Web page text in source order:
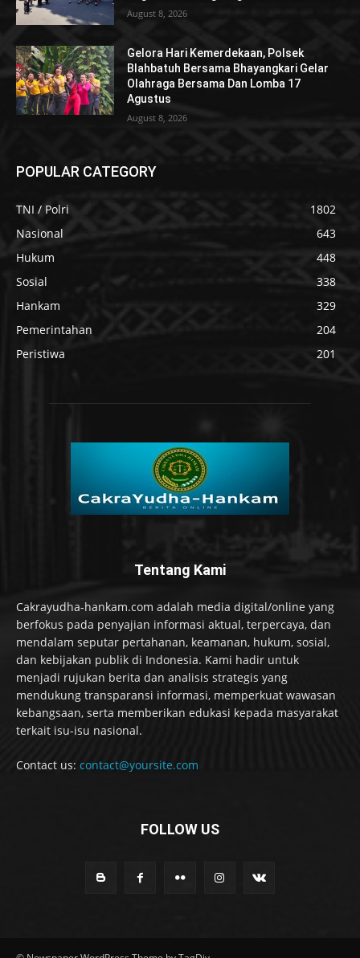
August 8, 2026
Gelora Hari Kemerdekaan, Polsek
Blahbatuh Bersama Bhayangkari Gelar
Olahraga Bersama Dan Lomba 17
Agustus
August 8, 2026
POPULAR CATEGORY
TNI / Polri
1802
Nasional
643
Hukum
448
Sosial
338
Hankam
329
Pemerintahan
204
Peristiwa
201
Tentang Kami
Cakrayudha-hankam.com adalah media digital/online yang
berfokus pada penyajian informasi aktual, terpercaya, dan
mendalam seputar pertahanan, keamanan, hukum, sosial,
dan kebijakan publik di Indonesia. Kami hadir untuk
menjadi rujukan berita dan analisis strategis yang
mendukung transparansi informasi, memperkuat wawasan
kebangsaan, serta memberikan edukasi kepada masyarakat
terkait isu-isu nasional.
Contact us: contact@yoursite.com
FOLLOW US